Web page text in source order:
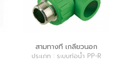
สามทางที เกลียวนอก
ประเภท : ระบบท่อน้ำ PP-R